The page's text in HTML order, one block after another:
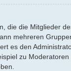
die die Mitglieder
mehreren
es den
zu